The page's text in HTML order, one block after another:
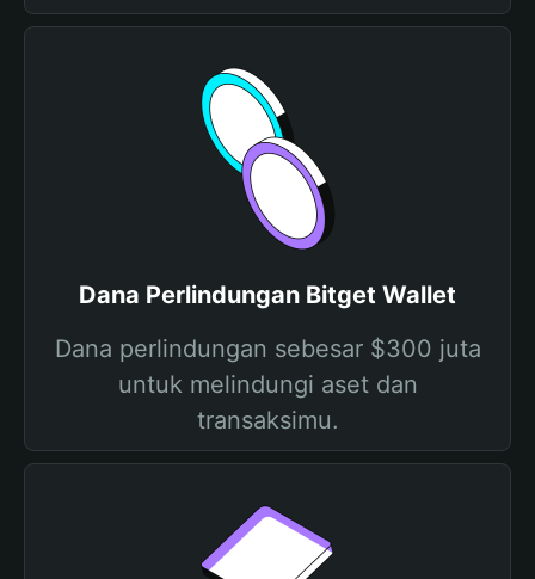
Dana Perlindungan Bitget Wallet
Dana perlindungan sebesar $300 juta
untuk melindungi aset dan
transaksimu.